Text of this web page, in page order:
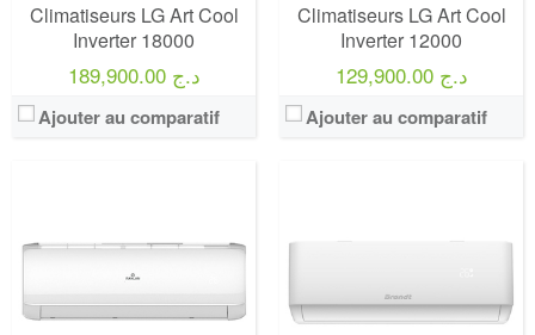
Climatiseurs LG Art Cool
Inverter 18000
189,900.00 د.ج
Ajouter au comparatif
Climatiseurs LG Art Cool
Inverter 12000
129,900.00 د.ج
Ajouter au comparatif